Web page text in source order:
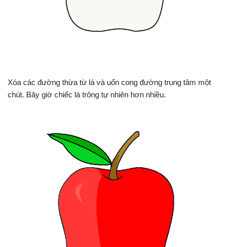
Xóa các đường thừa từ lá và uốn cong đường trung tâm một
chút. Bây giờ chiếc lá trông tự nhiên hơn nhiều.